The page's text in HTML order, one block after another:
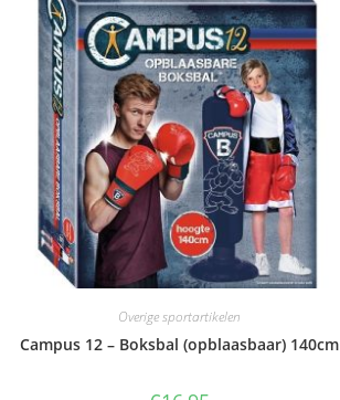
Overige sportartikelen
Campus 12 – Boksbal (opblaasbaar) 140cm